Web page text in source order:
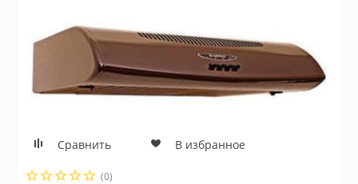
Сравнить В избранное
(0)